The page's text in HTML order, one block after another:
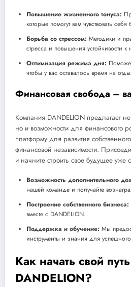
Повышение жизненного тонуса:
которые помогут вам чувствовать
Борьба со стрессом: Методики и
стресса и повышения устойчивости к
Оптимизация режима дня:
чтобы у вас оставалось время на
Финансовая свобода –
Компания DANDELION предлагает
но и возможности для финансового
платформу для развития
финансовой независимости.
и начните строить свое будущее уже
Возможность дополнительного
нашей команде и получайте
Построение собственного бизнеса:
вместе с DANDELION.
Поддержка и обучение: Мы
инструменты и знания для успешного
Как начать свой
DANDELION?